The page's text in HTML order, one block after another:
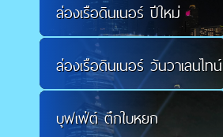
กระทง
ล่องเรือดินเนอร์ ปีใหม่
ล่องเรือดินเนอร์ วันวาเลนไทน์
บุฟเฟ่ต์ ตึกใบหยก